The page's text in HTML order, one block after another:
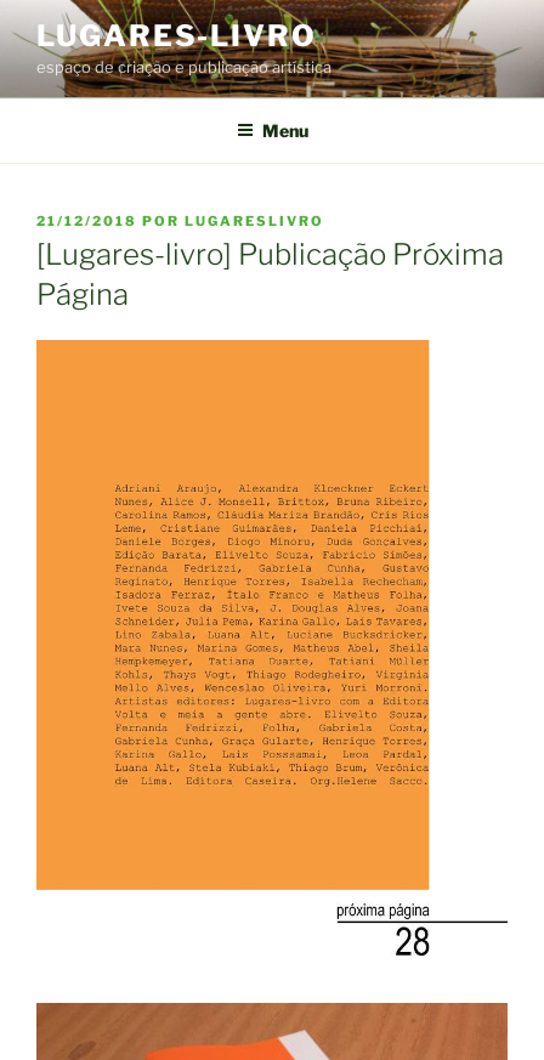
para
conteúdo
LUGARES-LIVRO
espaço de criação e publicação artística
Menu
PUBLICADO
EM
21/12/2018 POR LUGARESLIVRO
[Lugares-livro] Publicação Próxima
Página